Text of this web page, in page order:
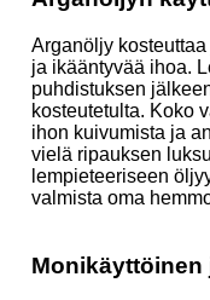
Arganöljy
ja ikääntyvää ihoa.
puhdistuksen
kosteutetulta. Koko
ihon kuivumista ja
vielä ripauksen
lempieteeriseen
valmista oma